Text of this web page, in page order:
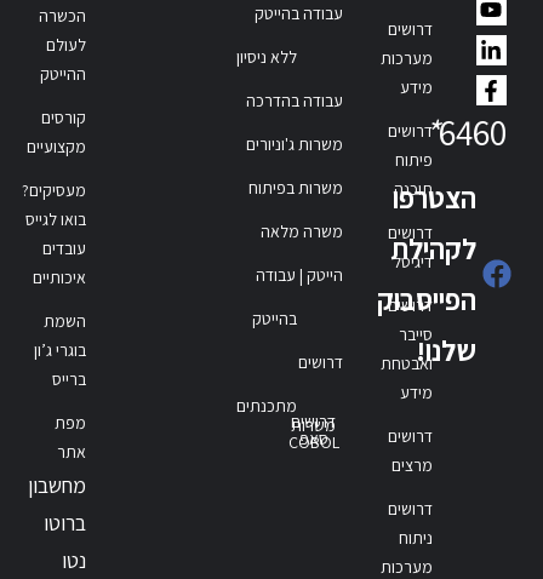
6460
*
הצטרפו
לקהילת
הפייסבוק
שלנו!
דרושים
מערכות
מידע
דרושים
פיתוח
תוכנה
דרושים
דיגיטל
דרושים
סייבר
ואבטחת
מידע
דרושים
מרצים
דרושים
ניתוח
מערכות
עבודה בהייטק
ללא ניסיון
עבודה בהדרכה
משרות ג'וניורים
משרות בפיתוח
משרה מלאה
הייטק | עבודה
בהייטק
דרושים
מתכנתים
דרושים
סאפ
משרות
COBOL
הכשרה
לעולם
ההייטק
קורסים
מקצועיים
מעסיקים?
בואו לגייס
עובדים
איכותיים
השמת
בוגרי ג’ון
ברייס
מפת
אתר
מחשבון
ברוטו
נטו